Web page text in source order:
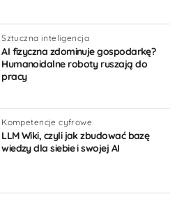
Sztuczna inteligencja
AI fizyczna zdominuje gospodarkę?
Humanoidalne roboty ruszają do
pracy
Kompetencje cyfrowe
LLM Wiki, czyli jak zbudować bazę
wiedzy dla siebie i swojej AI